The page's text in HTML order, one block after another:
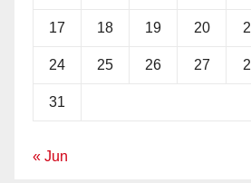
17 18 19 20
24 25 26 27
31
« Jun